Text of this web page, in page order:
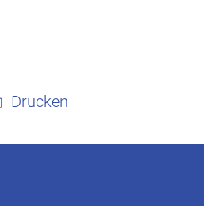
Drucken